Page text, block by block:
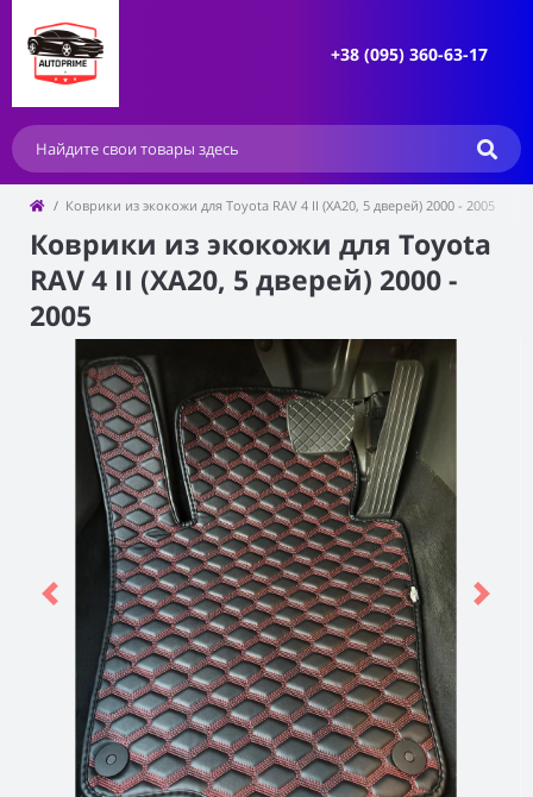
+38 (095) 360-63-17
Коврики из экокожи для Toyota RAV 4 II (XA20, 5 дверей) 2000 - 2005
Коврики из экокожи для Toyota
RAV 4 II (XA20, 5 дверей) 2000 -
2005
Previous Next